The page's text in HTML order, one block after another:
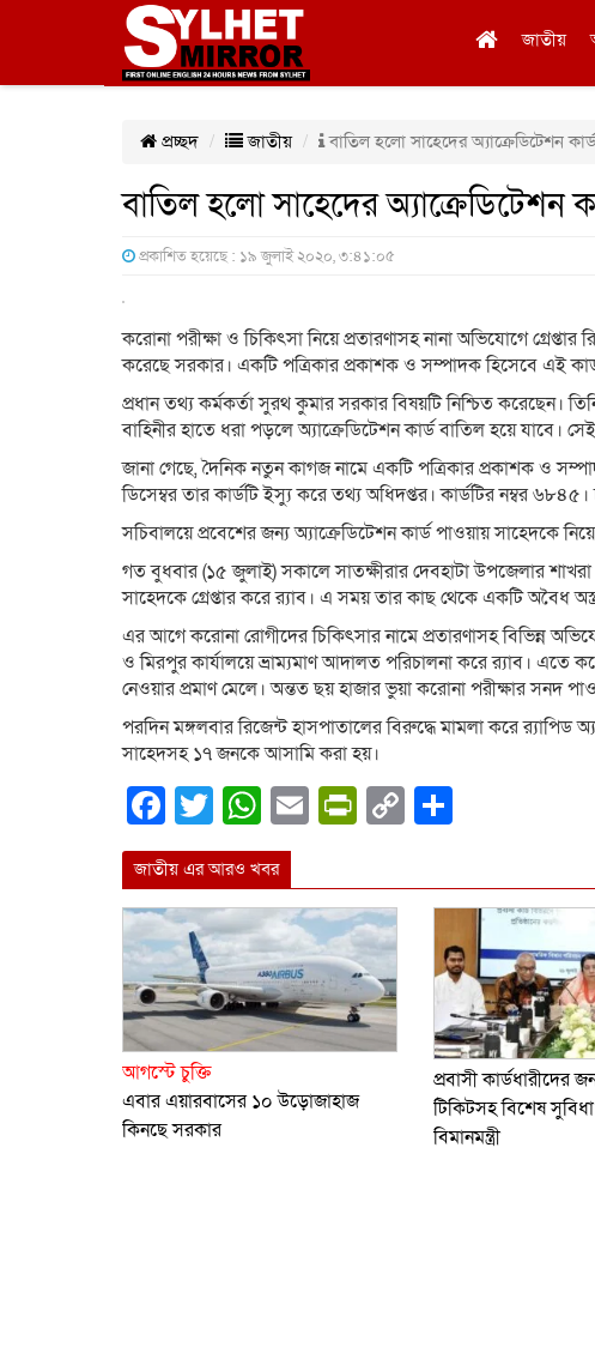
জাতীয়
প্রচ্ছদ জাতীয় বাতিল হলো সাহেদের অ্যাক্রেডিটেশন কার্ড
বাতিল হলো সাহেদের অ্যাক্রেডিটেশন
প্রকাশিত হয়েছে : ১৯ জুলাই ২০২০, ৩:৪১:০৫
করোনা পরীক্ষা ও চিকিৎসা নিয়ে প্রতারণাসহ নানা অভিযোগে গ্রেপ্তার
করেছে সরকার। একটি পত্রিকার প্রকাশক ও সম্পাদক হিসেবে এই
প্রধান তথ্য কর্মকর্তা সুরথ কুমার সরকার বিষয়টি নিশ্চিত করেছেন।
বাহিনীর হাতে ধরা পড়লে অ্যাক্রেডিটেশন কার্ড বাতিল হয়ে যাবে।
জানা গেছে, দৈনিক নতুন কাগজ নামে একটি পত্রিকার প্রকাশক ও
ডিসেম্বর তার কার্ডটি ইস্যু করে তথ্য অধিদপ্তর। কার্ডটির নম্বর
সচিবালয়ে প্রবেশের জন্য অ্যাক্রেডিটেশন কার্ড পাওয়ায় সাহেদকে
গত বুধবার (১৫ জুলাই) সকালে সাতক্ষীরার দেবহাটা উপজেলার
সাহেদকে গ্রেপ্তার করে র‌্যাব। এ সময় তার কাছ থেকে একটি অবৈধ
এর আগে করোনা রোগীদের চিকিৎসার নামে প্রতারণাসহ বিভিন্ন
ও মিরপুর কার্যালয়ে ভ্রাম্যমাণ আদালত পরিচালনা করে র‍্যাব। এতে
নেওয়ার প্রমাণ মেলে। অন্তত ছয় হাজার ভুয়া করোনা পরীক্ষার সনদ
পরদিন মঙ্গলবার রিজেন্ট হাসপাতালের বিরুদ্ধে মামলা করে র‌্যাপিড
সাহেদসহ ১৭ জনকে আসামি করা হয়।
Facebook
Twitter
WhatsApp
EmailPrintFriendly
Copy
জাতীয় এর আরও খবর
আগস্টে চুক্তি
এবার এয়ারবাসের ১০ উড়োজাহাজ
কিনছে সরকার
প্রবাসী কার্ডধারীদের
টিকিটসহ বিশেষ
বিমানমন্ত্রী